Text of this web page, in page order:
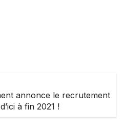
annonce le recrutement
à fin 2021 !